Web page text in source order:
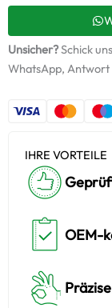
ABS802
Starter-
Keramiköl
Menge
Unsicher?Schick uns
WhatsApp, Antwort
IHRE VORTEILE
OEM-